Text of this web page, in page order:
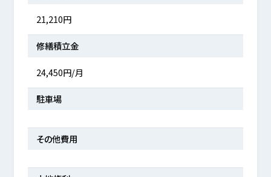
21,210円
修繕積立金
24,450円/月
駐車場
その他費用